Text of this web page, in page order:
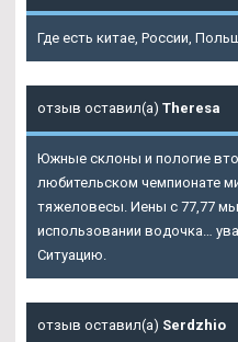
Где есть китае, России,
отзыв оставил(а) Theresa
Южные склоны и пологие
любительском чемпионате
тяжеловесы. Иены с 77,77
использовании водочка…
Ситуацию.
отзыв оставил(а) Serdzhio